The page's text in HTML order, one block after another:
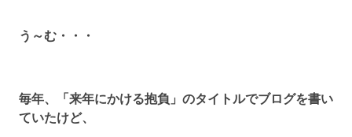
う～む・・・
毎年、「来年にかける抱負」のタイトルでブログを書い
ていたけど、